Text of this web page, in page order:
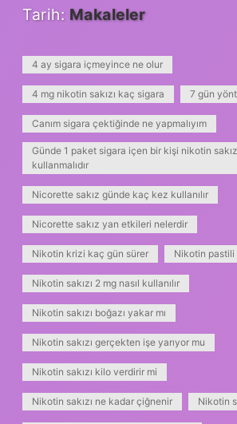
Tarih: Makaleler
4 ay sigara içmeyince ne olur
4 mg nikotin sakızı kaç sigara 7 gün
Canım sigara çektiğinde ne yapmalıyım
Günde 1 paket sigara içen bir kişi nikotin
kullanmalıdır
Nicorette sakız günde kaç kez kullanılır
Nicorette sakız yan etkileri nelerdir
Nikotin krizi kaç gün sürer Nikotin pastili
Nikotin sakızı 2 mg nasıl kullanılır
Nikotin sakızı boğazı yakar mı
Nikotin sakızı gerçekten işe yarıyor mu
Nikotin sakızı kilo verdirir mi
Nikotin sakızı ne kadar çiğnenir Nikotin